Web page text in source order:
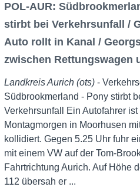
POL-AUR:
stirbt bei Verkehrsunfall /
Auto rollt in Kanal /
zwischen Rettungswagen
Landkreis Aurich (ots) -
Südbrookmerland - Pony stirbt
Verkehrsunfall Ein Autofahrer ist
Montagmorgen in Moorhusen
kollidiert. Gegen 5.25 Uhr fuhr
mit einem VW auf der Tom-
Fahrtrichtung Aurich. Auf Höhe
112 übersah er ...